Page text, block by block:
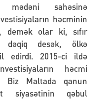
sahəsinə
həcminin
demək olar ki, sıfır
dəqiq desək, ölkə
edirdi. 2015-ci ildə
həcmi
Biz Maltada qanun
siyasətinin qəbul